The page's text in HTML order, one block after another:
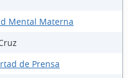
Mental Materna
de Prensa